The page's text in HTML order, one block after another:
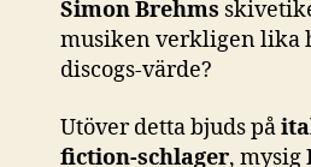
Simon Brehms
musiken verkligen lika
discogs-värde?
Utöver detta bjuds på
fiction-schlager, mysig